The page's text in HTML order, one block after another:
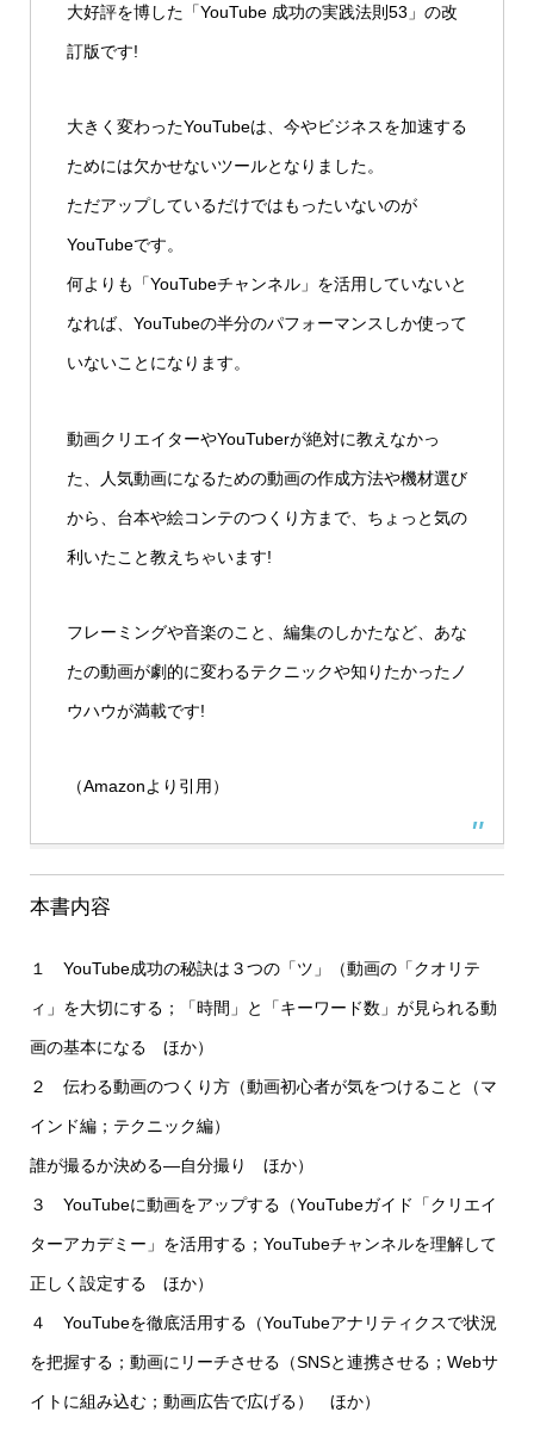
大好評を博した「YouTube 成功の実践法則53」の改
訂版です!
大きく変わったYouTubeは、今やビジネスを加速する
ためには欠かせないツールとなりました。
ただアップしているだけではもったいないのが
YouTubeです。
何よりも「YouTubeチャンネル」を活用していないと
なれば、YouTubeの半分のパフォーマンスしか使って
いないことになります。
動画クリエイターやYouTuberが絶対に教えなかっ
た、人気動画になるための動画の作成方法や機材選び
から、台本や絵コンテのつくり方まで、ちょっと気の
利いたこと教えちゃいます!
フレーミングや音楽のこと、編集のしかたなど、あな
たの動画が劇的に変わるテクニックや知りたかったノ
ウハウが満載です!
（Amazonより引用）
本書内容
１ YouTube成功の秘訣は３つの「ツ」（動画の「クオリテ
ィ」を大切にする；「時間」と「キーワード数」が見られる動
画の基本になる ほか）
２ 伝わる動画のつくり方（動画初心者が気をつけること（マ
インド編；テクニック編）
誰が撮るか決める―自分撮り ほか）
３ YouTubeに動画をアップする（YouTubeガイド「クリエイ
ターアカデミー」を活用する；YouTubeチャンネルを理解して
正しく設定する ほか）
４ YouTubeを徹底活用する（YouTubeアナリティクスで状況
を把握する；動画にリーチさせる（SNSと連携させる；Webサ
イトに組み込む；動画広告で広げる） ほか）